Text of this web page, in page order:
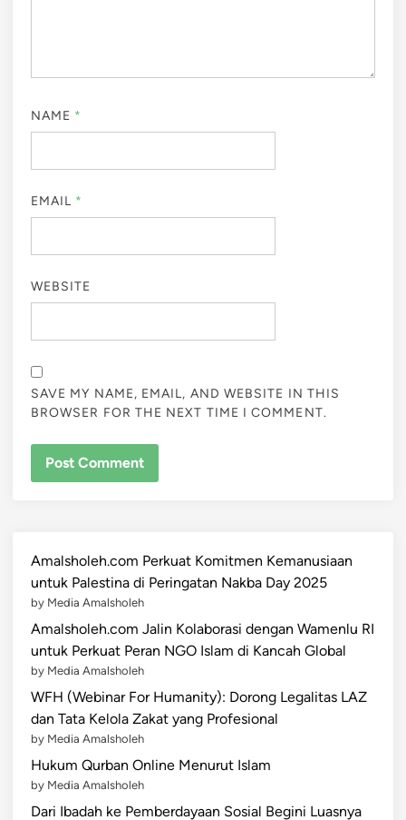
NAME *
EMAIL *
WEBSITE
SAVE MY NAME, EMAIL, AND WEBSITE IN THIS
BROWSER FOR THE NEXT TIME I COMMENT.
Amalsholeh.com Perkuat Komitmen Kemanusiaan
untuk Palestina di Peringatan Nakba Day 2025
by Media Amalsholeh
Amalsholeh.com Jalin Kolaborasi dengan Wamenlu RI
untuk Perkuat Peran NGO Islam di Kancah Global
by Media Amalsholeh
WFH (Webinar For Humanity): Dorong Legalitas LAZ
dan Tata Kelola Zakat yang Profesional
by Media Amalsholeh
Hukum Qurban Online Menurut Islam
by Media Amalsholeh
Dari Ibadah ke Pemberdayaan Sosial Begini Luasnya